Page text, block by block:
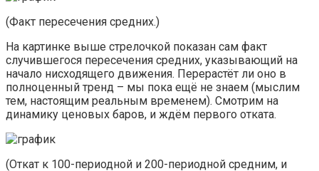
(Факт пересечения средних.)
На картинке выше стрелочкой показан сам факт
случившегося пересечения средних, указывающий на
начало нисходящего движения. Перерастёт ли оно в
полноценный тренд – мы пока ещё не знаем (мыслим
тем, настоящим реальным временем). Смотрим на
динамику ценовых баров, и ждём первого отката.
(Откат к 100-периодной и 200-периодной средним, и